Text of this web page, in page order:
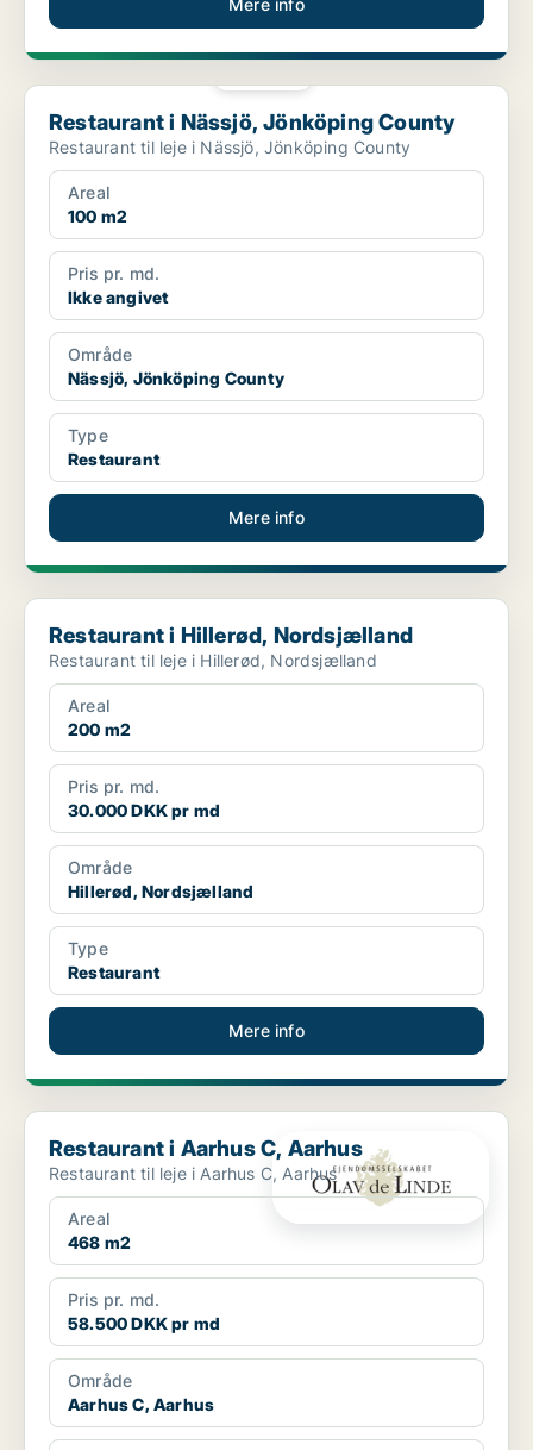
Mere info
Restaurant i Nässjö, Jönköping County
Restaurant i Nässjö, Jönköping County
Restaurant til leje i Nässjö, Jönköping County
Areal
100 m2
Pris pr. md.
Ikke angivet
Område
Nässjö, Jönköping County
Type
Restaurant
Mere info
Restaurant i Hillerød, Nordsjælland
Restaurant i Hillerød, Nordsjælland
Restaurant til leje i Hillerød, Nordsjælland
Areal
200 m2
Pris pr. md.
30.000 DKK pr md
Område
Hillerød, Nordsjælland
Type
Restaurant
Mere info
Restaurant i Aarhus C, Aarhus
Restaurant i Aarhus C, Aarhus
Restaurant til leje i Aarhus C, Aarhus
Areal
468 m2
Pris pr. md.
58.500 DKK pr md
Område
Aarhus C, Aarhus